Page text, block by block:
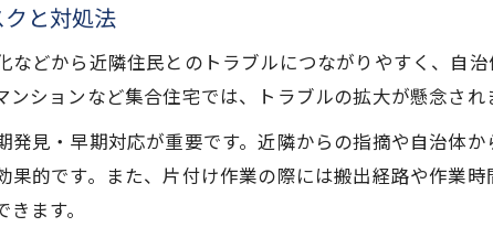
ごみ屋敷片付けで多い成功・失敗の傾向分
ごみ屋敷片付け業者の評判を調べるポイン
事例から学ぶごみ屋敷トラブル回避のコツ
ごみ屋敷トラブルを防ぐ事例別片付け対策
と対処法
などから近隣住民とのトラブルにつながりやすく、自
ションなど集合住宅では、トラブルの拡大が懸念され
見・早期対応が重要です。近隣からの指摘や自治体
的です。また、片付け作業の際には搬出経路や作業
ます。
お気軽にご相談ください
お気軽にご相談ください